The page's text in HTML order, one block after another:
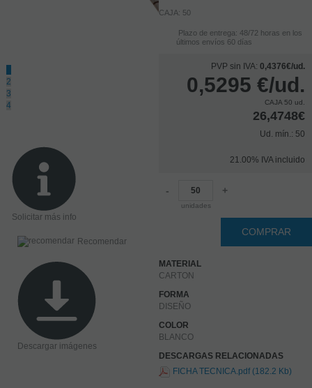
2
3
4
Solicitar más info
Recomendar
Descargar imágenes
CAJA: 50
Plazo de entrega: 48/72 horas en los
últimos envíos 60 días
PVP sin IVA: 0,4376€/ud.
0,5295 €/ud.
CAJA 50 ud.
26,4748€
Ud. mín.: 50
21.00% IVA incluido
-
unidades
+
COMPRAR
MATERIAL
CARTON
FORMA
DISEÑO
COLOR
BLANCO
DESCARGAS RELACIONADAS
FICHA TECNICA.pdf (182.2 Kb)